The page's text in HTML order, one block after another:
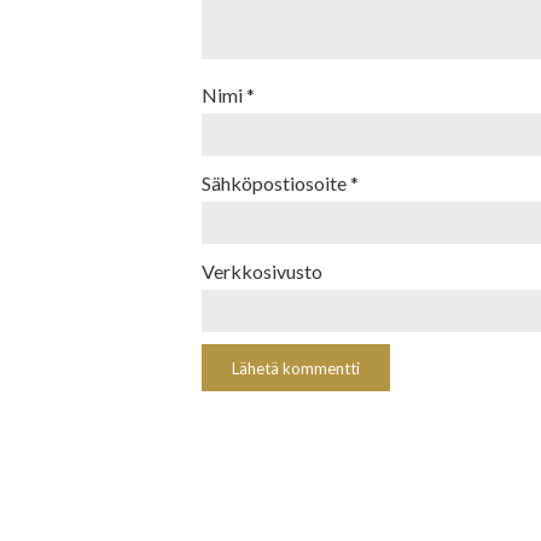
Nimi*
Sähköpostiosoite*
Verkkosivusto